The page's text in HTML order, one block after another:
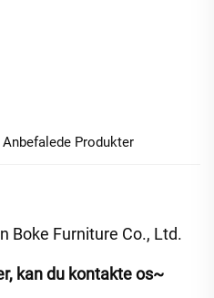
Anbefalede Produkter
Boke Furniture Co., Ltd.
kan du kontakte os~